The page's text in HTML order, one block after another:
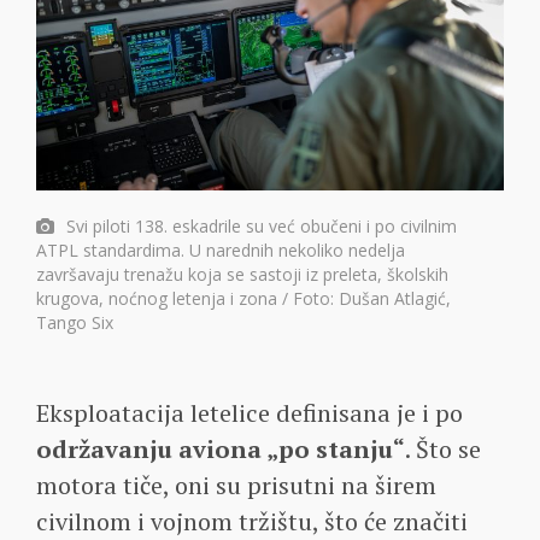
Svi piloti 138. eskadrile su već obučeni i po civilnim
ATPL standardima. U narednih nekoliko nedelja
završavaju trenažu koja se sastoji iz preleta, školskih
krugova, noćnog letenja i zona / Foto: Dušan Atlagić,
Tango Six
Eksploatacija letelice definisana je i po
održavanju aviona „po stanju“. Što se
motora tiče, oni su prisutni na širem
civilnom i vojnom tržištu, što će značiti